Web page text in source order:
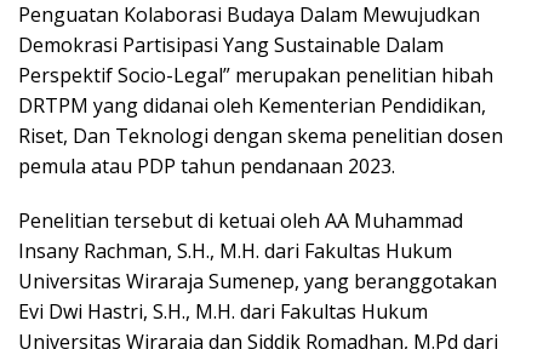
Penguatan Kolaborasi Budaya Dalam Mewujudkan
Demokrasi Partisipasi Yang Sustainable Dalam
Perspektif Socio-Legal” merupakan penelitian hibah
DRTPM yang didanai oleh Kementerian Pendidikan,
Riset, Dan Teknologi dengan skema penelitian dosen
pemula atau PDP tahun pendanaan 2023.
Penelitian tersebut di ketuai oleh AA Muhammad
Insany Rachman, S.H., M.H. dari Fakultas Hukum
Universitas Wiraraja Sumenep, yang beranggotakan
Evi Dwi Hastri, S.H., M.H. dari Fakultas Hukum
Universitas Wiraraja dan Siddik Romadhan, M.Pd dari